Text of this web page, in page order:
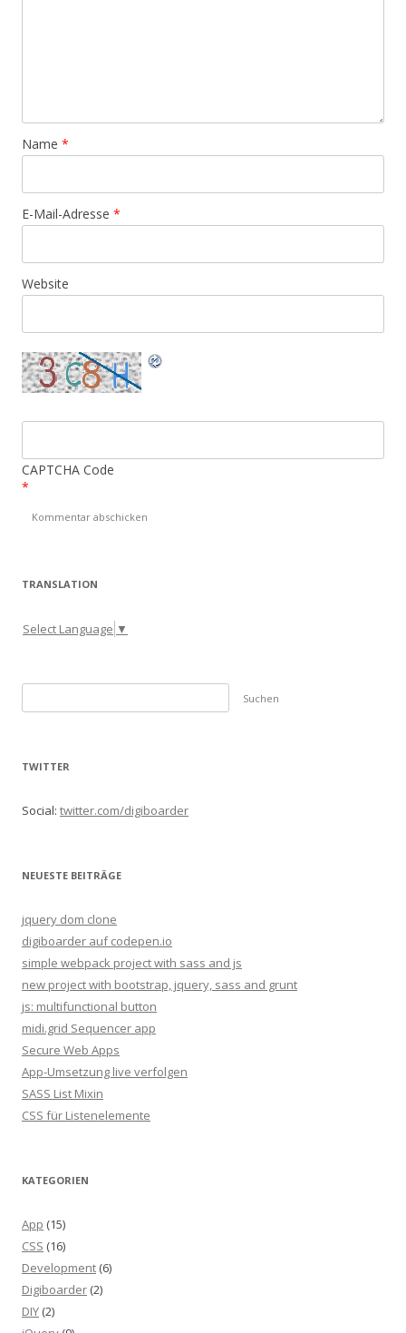
Name *
E-Mail-Adresse *
Website
CAPTCHA Code
*
TRANSLATION
Select Language ▼
u
h
n
c
:
TWITTER
Social: twitter.com/digiboarder
NEUESTE BEITRÄGE
jquery dom clone
digiboarder auf codepen.io
simple webpack project with sass and js
new project with bootstrap, jquery, sass and grunt
js: multifunctional button
midi.grid Sequencer app
Secure Web Apps
App-Umsetzung live verfolgen
SASS List Mixin
CSS für Listenelemente
KATEGORIEN
App (15)
CSS (16)
Development (6)
Digiboarder (2)
DIY (2)